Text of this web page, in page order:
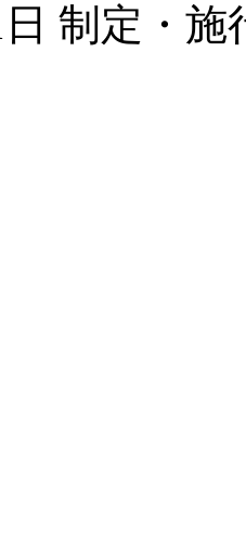
制定・施